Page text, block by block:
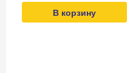
В корзину